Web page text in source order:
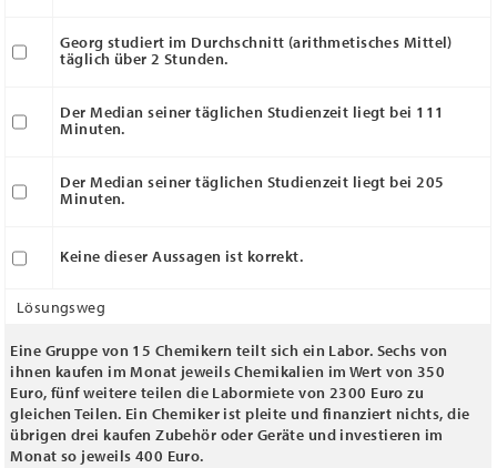
Georg studiert im Durchschnitt (arithmetisches Mittel)
täglich über 2 Stunden.
Der Median seiner täglichen Studienzeit liegt bei 111
Minuten.
Der Median seiner täglichen Studienzeit liegt bei 205
Minuten.
Keine dieser Aussagen ist korrekt.
Lösungsweg
Eine Gruppe von 15 Chemikern teilt sich ein Labor. Sechs von
ihnen kaufen im Monat jeweils Chemikalien im Wert von 350
Euro, fünf weitere teilen die Labormiete von 2300 Euro zu
gleichen Teilen. Ein Chemiker ist pleite und finanziert nichts, die
übrigen drei kaufen Zubehör oder Geräte und investieren im
Monat so jeweils 400 Euro.